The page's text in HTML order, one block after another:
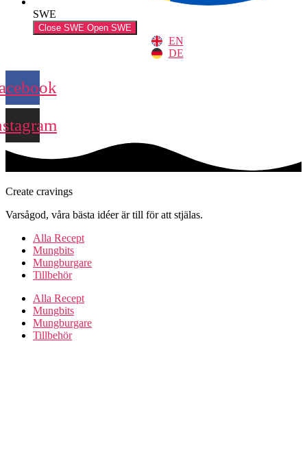
SWE
Close SWE Open SWE
EN
DE
Create cravings
Varsågod, våra bästa idéer är till för att stjälas.
Alla Recept
Mungbits
Mungburgare
Tillbehör
Alla Recept
Mungbits
Mungburgare
Tillbehör